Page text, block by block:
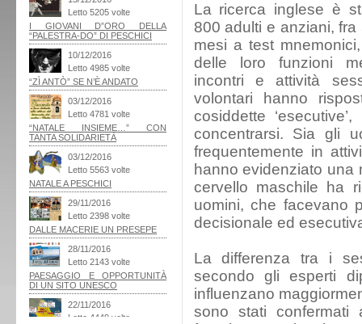
La ricerca inglese è
800 adulti e anziani,
mesi a test
delle loro funzioni
incontri e attività
volontari hanno
cosiddette
concentrarsi. Sia gli
frequentemente in
hanno evidenziato una
cervello maschile ha
uomini, che facevano
decisionale ed
La differenza tra i
secondo gli esperti
influenzano
sono stati confermati